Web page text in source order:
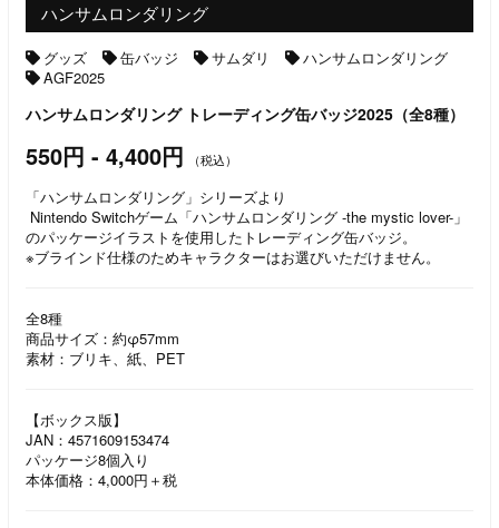
ハンサムロンダリング
グッズ 缶バッジ サムダリ
ハンサムロンダリング
AGF2025
ハンサムロンダリング トレーディング缶バッジ2025（全8種）
550円 - 4,400円 （税込）
「ハンサムロンダリング」シリーズより
Nintendo Switchゲーム「ハンサムロンダリング -the mystic lover-」
のパッケージイラストを使用したトレーディング缶バッジ。
※ブラインド仕様のためキャラクターはお選びいただけません。
全8種
商品サイズ：約φ57mm
素材：ブリキ、紙、PET
【ボックス版】
JAN：4571609153474
パッケージ8個入り
本体価格：4,000円＋税